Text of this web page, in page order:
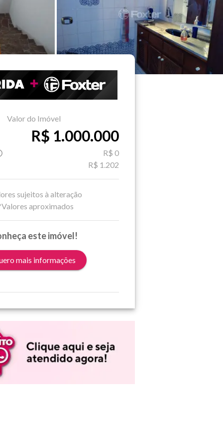
Valor do Imóvel
R$ 1.000.000
R$ 0
R$ 1.202
sujeitos à alteração
aproximados
este imóvel!
mais informações